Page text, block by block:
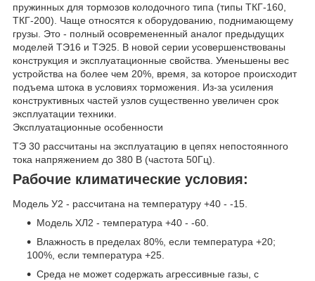
пружинных для тормозов колодочного типа (типы ТКГ-160,
ТКГ-200). Чаще относятся к оборудованию, поднимающему
грузы. Это - полный осовремененный аналог предыдущих
моделей ТЭ16 и ТЭ25. В новой серии усовершенствованы
конструкция и эксплуатационные свойства. Уменьшены вес
устройства на более чем 20%, время, за которое происходит
подъема штока в условиях торможения. Из-за усиления
конструктивных частей узлов существенно увеличен срок
эксплуатации техники.
Эксплуатационные особенности
ТЭ 30 рассчитаны на эксплуатацию в цепях непостоянного
тока напряжением до 380 В (частота 50Гц).
Рабочие климатические условия:
Модель У2 - рассчитана на температуру +40 - -15.
Модель ХЛ2 - температура +40 - -60.
Влажность в пределах 80%, если температура +20;
100%, если температура +25.
Среда не может содержать агрессивные газы, с